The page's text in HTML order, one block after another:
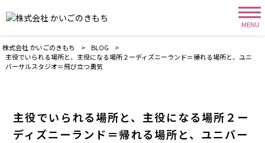
MENU
株式会社 かいごのきもち > BLOG
>
主役でいられる場所と、主役になる場所２ーディズニーランド＝帰れる場所と、ユニ
バーサルスタジオ＝飛び立つ勇気
主役でいられる場所と、主役になる場所２ー
ディズニーランド＝帰れる場所と、ユニバー